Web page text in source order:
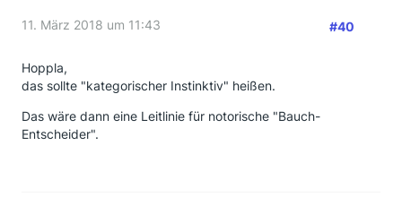
11. März 2018 um 11:43 #40
Hoppla,
das sollte "kategorischer Instinktiv" heißen.
Das wäre dann eine Leitlinie für notorische "Bauch-
Entscheider".